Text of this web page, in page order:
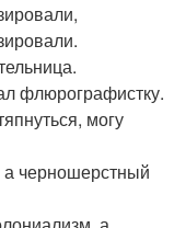
флюрографистку.
могу
черношерстный